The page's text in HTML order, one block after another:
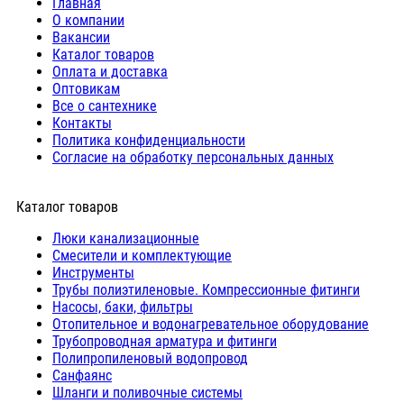
О компании
Вакансии
Каталог товаров
Оплата и доставка
Оптовикам
Все о сантехнике
Контакты
Политика конфиденциальности
Согласие на обработку персональных данных
Каталог товаров
Люки канализационные
Cмесители и комплектующие
Инструменты
Трубы полиэтиленовые. Компрессионные фитинги
Насосы, баки, фильтры
Отопительное и водонагревательное оборудование
Трубопроводная арматура и фитинги
Полипропиленовый водопровод
Санфаянс
Шланги и поливочные системы